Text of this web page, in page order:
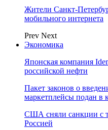
Жители Санкт-
мобильного интернета
Prev Next
Экономика
Японская компания
российской нефти
Пакет законов о
маркетплейсы подан в
США сняли санкции с
Россией